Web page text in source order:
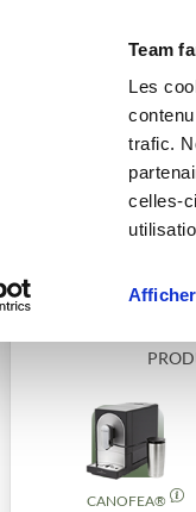
Team
Les
trafic.
celles-
CANOFEA®